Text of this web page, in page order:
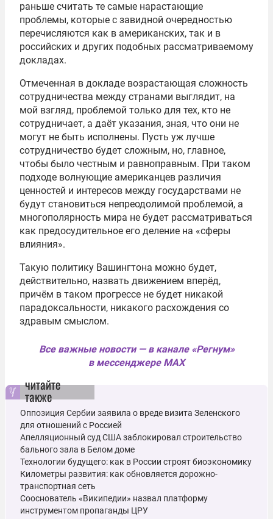
раньше считать те самые нарастающие
проблемы, которые с завидной очередностью
перечисляются как в американских, так и в
российских и других подобных рассматриваемому
докладах.
Отмеченная в докладе возрастающая сложность
сотрудничества между странами выглядит, на
мой взгляд, проблемой только для тех, кто не
сотрудничает, а даёт указания, зная, что они не
могут не быть исполнены. Пусть уж лучше
сотрудничество будет сложным, но, главное,
чтобы было честным и равноправным. При таком
подходе волнующие американцев различия
ценностей и интересов между государствами не
будут становиться непреодолимой проблемой, а
многополярность мира не будет рассматриваться
как предосудительное его деление на «сферы
влияния».
Такую политику Вашингтона можно будет,
действительно, назвать движением вперёд,
причём в таком прогрессе не будет никакой
парадоксальности, никакого расхождения со
здравым смыслом.
Все важные новости — в канале «Регнум»
в мессенджере MAX
читайте
также
Оппозиция Сербии заявила о вреде визита Зеленского
для отношений с Россией
Апелляционный суд США заблокировал строительство
бального зала в Белом доме
Технологии будущего: как в России строят биоэкономику
Километры развития: как обновляется дорожно-
транспортная сеть
Сооснователь «Википедии» назвал платформу
инструментом пропаганды ЦРУ